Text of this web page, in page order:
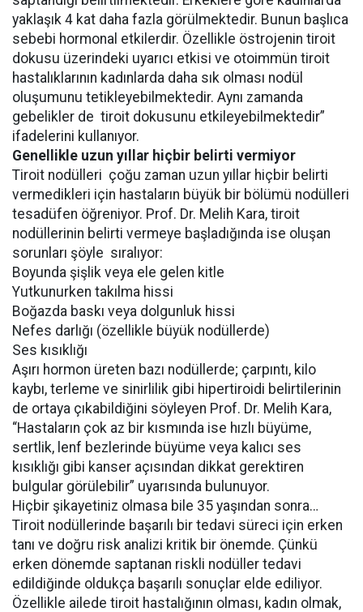
yaklaşık 4 kat daha fazla görülmektedir. Bunun başlıca
sebebi hormonal etkilerdir. Özellikle östrojenin tiroit
dokusu üzerindeki uyarıcı etkisi ve otoimmün tiroit
hastalıklarının kadınlarda daha sık olması nodül
oluşumunu tetikleyebilmektedir. Aynı zamanda
gebelikler de tiroit dokusunu etkileyebilmektedir”
ifadelerini kullanıyor.
Genellikle uzun yıllar hiçbir belirti vermiyor
Tiroit nodülleri çoğu zaman uzun yıllar hiçbir belirti
vermedikleri için hastaların büyük bir bölümü nodülleri
tesadüfen öğreniyor. Prof. Dr. Melih Kara, tiroit
nodüllerinin belirti vermeye başladığında ise oluşan
sorunları şöyle sıralıyor:
Boyunda şişlik veya ele gelen kitle
Yutkunurken takılma hissi
Boğazda baskı veya dolgunluk hissi
Nefes darlığı (özellikle büyük nodüllerde)
Ses kısıklığı
Aşırı hormon üreten bazı nodüllerde; çarpıntı, kilo
kaybı, terleme ve sinirlilik gibi hipertiroidi belirtilerinin
de ortaya çıkabildiğini söyleyen Prof. Dr. Melih Kara,
“Hastaların çok az bir kısmında ise hızlı büyüme,
sertlik, lenf bezlerinde büyüme veya kalıcı ses
kısıklığı gibi kanser açısından dikkat gerektiren
bulgular görülebilir” uyarısında bulunuyor.
Hiçbir şikayetiniz olmasa bile 35 yaşından sonra…
Tiroit nodüllerinde başarılı bir tedavi süreci için erken
tanı ve doğru risk analizi kritik bir önemde. Çünkü
erken dönemde saptanan riskli nodüller tedavi
edildiğinde oldukça başarılı sonuçlar elde ediliyor.
Özellikle ailede tiroit hastalığının olması, kadın olmak,